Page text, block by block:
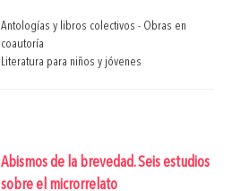
Antologías y libros colectivos - Obras en
coautoría
Literatura para niños y jóvenes
Abismos de la brevedad. Seis estudios
sobre el microrrelato